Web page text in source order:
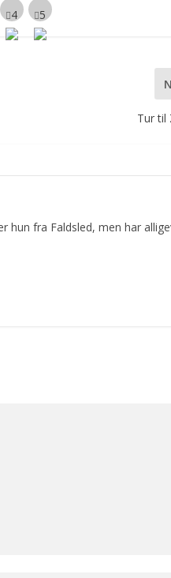
Tur til
hun fra Faldsled, men har